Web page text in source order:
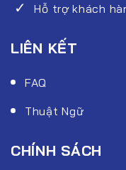
Hỗ trợ khách
LIÊN KẾT
FAQ
Thuật Ngữ
CHÍNH SÁCH